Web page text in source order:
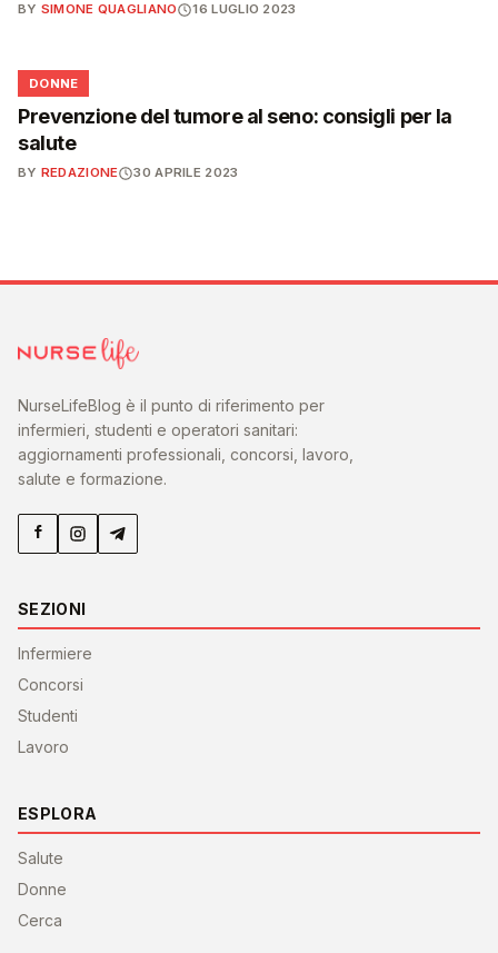
BY SIMONE QUAGLIANO 16 LUGLIO 2023
🌸
DONNE
Prevenzione del tumore al seno: consigli per la
salute
BY REDAZIONE 30 APRILE 2023
NurseLifeBlog è il punto di riferimento per
infermieri, studenti e operatori sanitari:
aggiornamenti professionali, concorsi, lavoro,
salute e formazione.
SEZIONI
Infermiere
Concorsi
Studenti
Lavoro
ESPLORA
Salute
Donne
Cerca